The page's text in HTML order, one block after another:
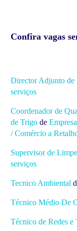
Confira vagas
Director Adjunto de
serviços
Coordenador de
de Trigo de
/ Comércio a
Supervisor de
serviços
Tecnico Ambiental
Técnico Médio De
Técnico de Redes e